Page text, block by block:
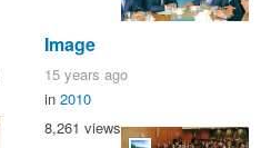
Image
15 years ago
in 2010
8,261 views